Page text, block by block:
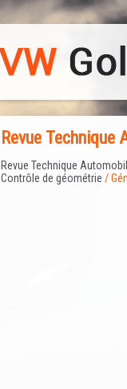
Revue
Revue Technique
Contrôle de géométrie /